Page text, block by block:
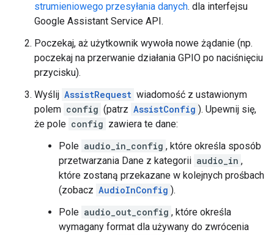
strumieniowego przesyłania danych. dla interfejsu
Google Assistant Service API.
Poczekaj, aż użytkownik wywoła nowe żądanie (np.
poczekaj na przerwanie działania GPIO po naciśnięciu
przycisku).
Wyślij AssistRequest wiadomość z ustawionym
polem config (patrz AssistConfig ). Upewnij się,
że pole config zawiera te dane:
Pole audio_in_config , które określa sposób
przetwarzania Dane z kategorii audio_in ,
które zostaną przekazane w kolejnych prośbach
(zobacz AudioInConfig ).
Pole audio_out_config , które określa
wymagany format dla używany do zwrócenia